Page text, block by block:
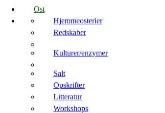
Ost
Hjemmeosterier
Redskaber
Kulturer/enzymer
Salt
Opskrifter
Litteratur
Workshops